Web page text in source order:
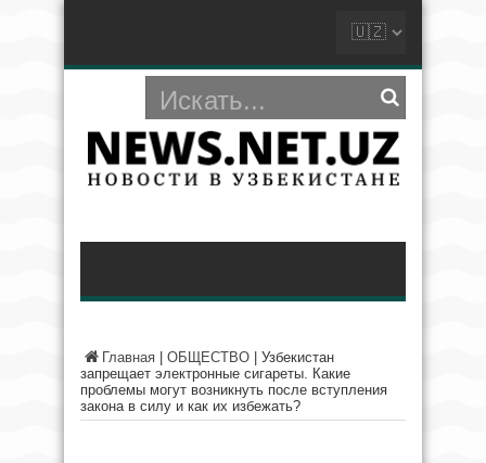
Главная ОБЩЕСТВО
Узбекистан
запрещает электронные сигареты. Какие
проблемы могут возникнуть после вступления
закона в силу и как их избежать?